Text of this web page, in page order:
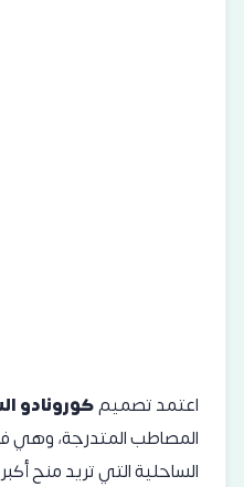
اعتمد تصميمكورونادو
المصاطب المتدرجة، وهي
الساحلية التي تريد منح